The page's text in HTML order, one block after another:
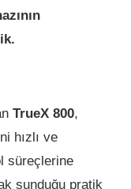
TrueX 800,
hızlı ve
süreçlerine
sunduğu pratik